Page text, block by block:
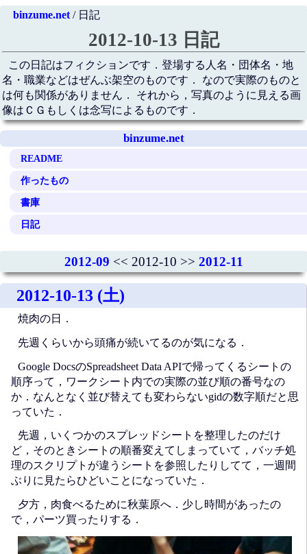
binzume.net/ 日記
2012-10-13 日記
この日記はフィクションです．登場する人名・団体名・地
名・職業などはぜんぶ架空のものです． なので実際のものと
は何も関係がありません． それから，写真のように見える画
像はＣＧもしくは念写によるものです．
binzume.net
README
作ったもの
書庫
日記
2012-09 << 2012-10 >> 2012-11
2012-10-13 (土)
焼肉の日．
先週くらいから頭痛が続いてるのが気になる．
Google DocsのSpreadsheet Data APIで帰ってくるシートの
順序って，ワークシート内での実際の並び順の番号なの
か．なんとなく並び替えても変わらないgidの数字順だと思
っていた．
先週，いくつかのスプレッドシートを整理したのだけ
ど，そのときシートの順番変えてしまっていて，バッチ処
理のスクリプトが違うシートを参照したりしてて，一週間
ぶりに見たらひどいことになっていた．
夕方，肉食べるために秋葉原へ．少し時間があったの
で，パーツ買ったりする．